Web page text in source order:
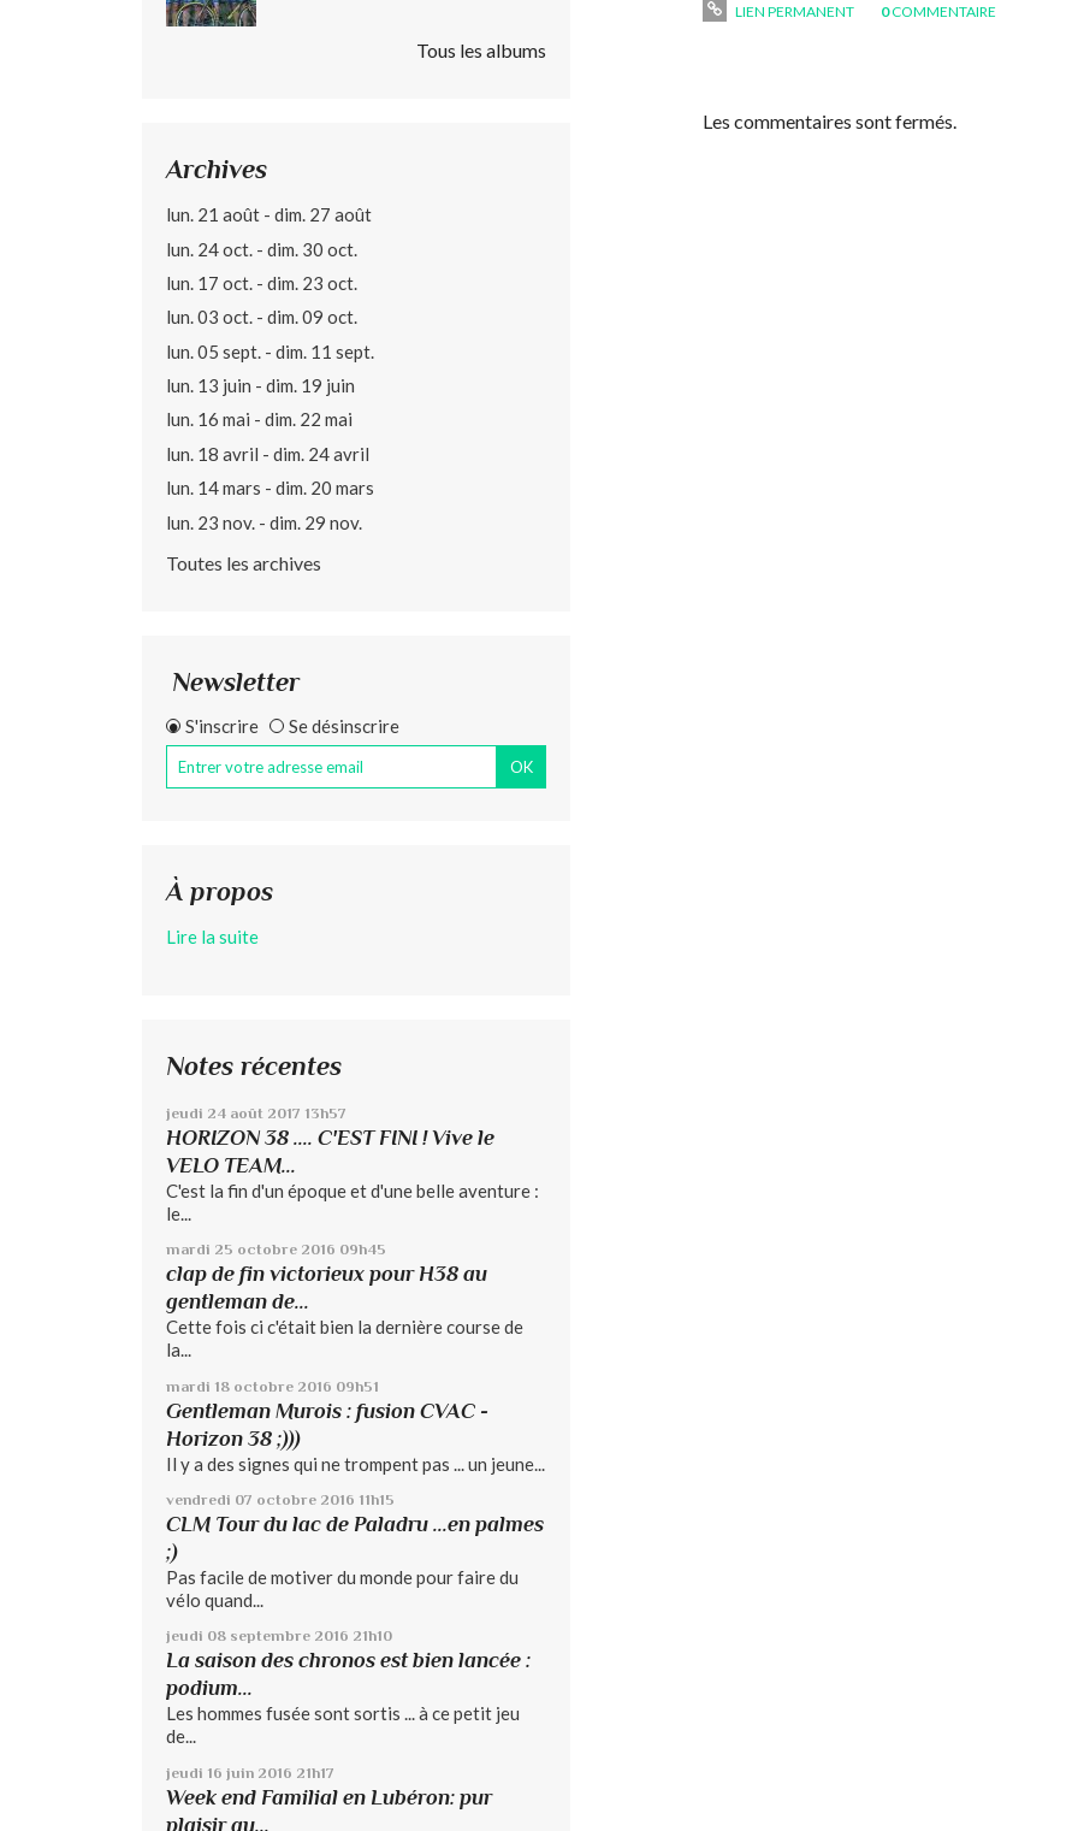
Tous les albums
Archives
lun. 21 août - dim. 27 août
lun. 24 oct. - dim. 30 oct.
lun. 17 oct. - dim. 23 oct.
lun. 03 oct. - dim. 09 oct.
lun. 05 sept. - dim. 11 sept.
lun. 13 juin - dim. 19 juin
lun. 16 mai - dim. 22 mai
lun. 18 avril - dim. 24 avril
lun. 14 mars - dim. 20 mars
lun. 23 nov. - dim. 29 nov.
Toutes les archives
Newsletter
S'inscrire Se désinscrire
À propos
Lire la suite
Notes récentes
jeudi 24 août 2017 13h57
HORIZON 38 .... C'EST FINI ! Vive le
VELO TEAM...
C'est la fin d'un époque et d'une belle aventure :
le...
mardi 25 octobre 2016 09h45
clap de fin victorieux pour H38 au
gentleman de...
Cette fois ci c'était bien la dernière course de
la...
mardi 18 octobre 2016 09h51
Gentleman Murois : fusion CVAC -
Horizon 38 ;)))
Il y a des signes qui ne trompent pas ... un jeune...
vendredi 07 octobre 2016 11h15
CLM Tour du lac de Paladru ...en palmes
;)
Pas facile de motiver du monde pour faire du
vélo quand...
jeudi 08 septembre 2016 21h10
La saison des chronos est bien lancée :
podium...
Les hommes fusée sont sortis ... à ce petit jeu
de...
jeudi 16 juin 2016 21h17
Week end Familial en Lubéron: pur
plaisir au...
LIEN PERMANENT 0COMMENTAIRE
Les commentaires sont fermés.